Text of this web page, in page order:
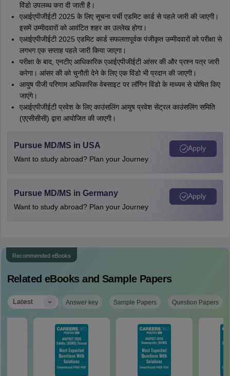
विंडो उपलब्ध करा दी जाती है।
एआईएपीजीईटी 2025 के लिए सूचना पर्ची एडमिट कार्ड से पहले जारी की जाएगी।
इसमें उम्मीदवारों को आवंटित शहर का उल्लेख होगा।
एआईएपीजीईटी 2025 एडमिट कार्ड सफलतापूर्वक पंजीकृत उम्मीदवारों को परीक्षा से
लगभग एक सप्ताह पहले जारी किया जाएगा।
परीक्षा के बाद, एनटीए आधिकारिक एआईएपीजीईटी आंसर की और प्रश्न पत्र जारी
करेगा। आंसर की को चुनौती देने के लिए एक विंडो भी प्रदान की जाएगी।
आयुष पीजी परिणाम आधिकारिक वेबसाइट पर लॉगिन विंडो के माध्यम से घोषित किए
जाएंगे।
एआईएपीजीईटी प्रवेश के लिए काउंसलिंग आयुष प्रवेश सेंट्रल काउंसलिंग समिति
(एएसीसीसी) द्वारा आयोजित की जाएगी।
Pursue MD/MS in USA
Want to study abroad? Plan your Journey
Apply
Pursue MD/MS in Germany
Want to study abroad? Plan your Journey
Apply
Recommended eBooks
Related eBooks and Sample Papers
Latest | Answer key Sample Papers Question Papers